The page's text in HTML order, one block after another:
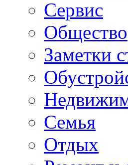
Сервис
Общество
Заметки
Семья
Отдых